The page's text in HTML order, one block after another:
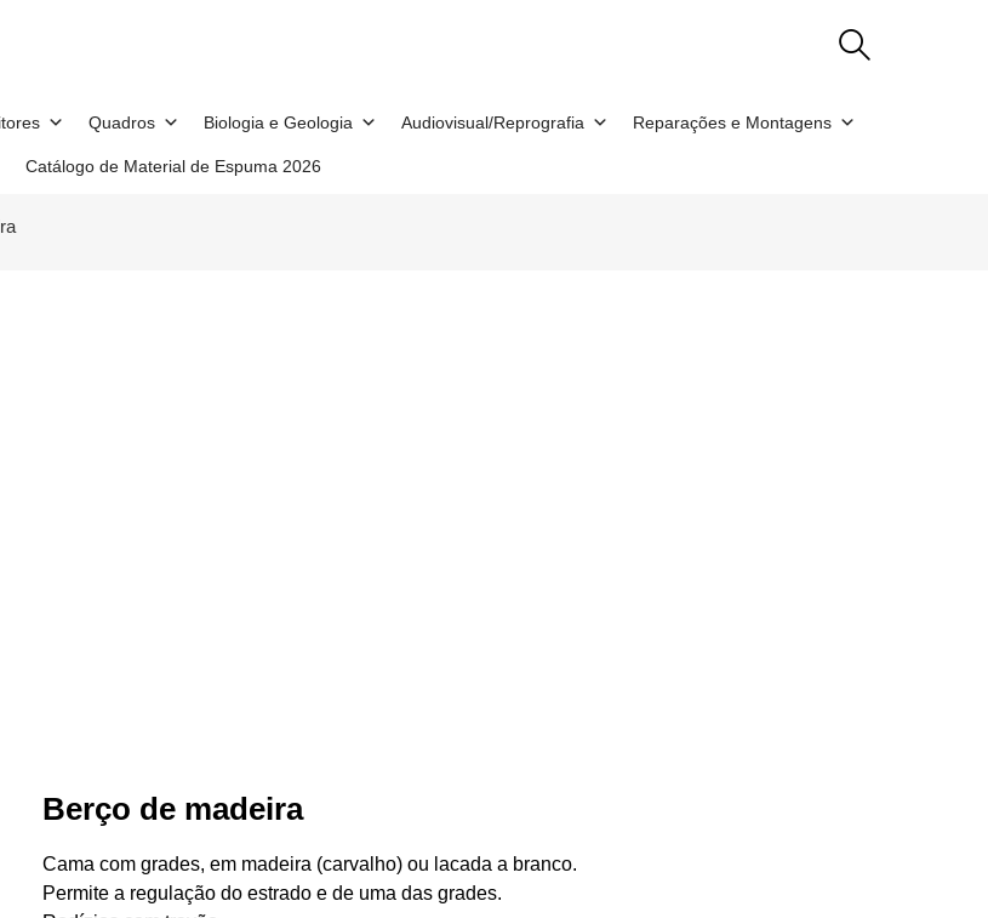
Quadros Biologia e Geologia Audiovisual/Reprografia Reparações e Montagens
Catálogo de Material de Espuma 2026
Berço de madeira
Cama com grades, em madeira (carvalho) ou lacada a branco.
Permite a regulação do estrado e de uma das grades.